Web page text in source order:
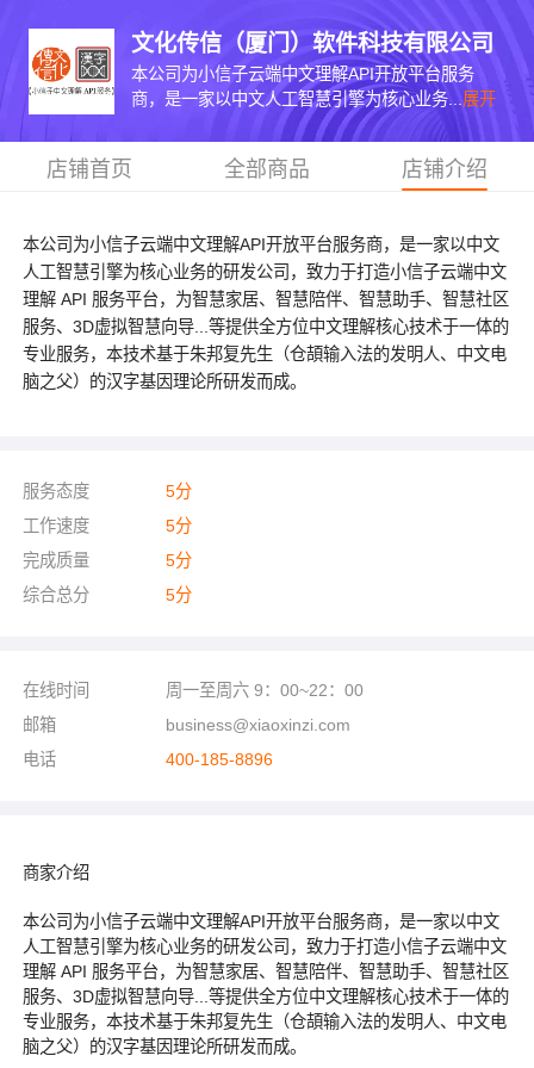
文化传信（厦门）软件科技有限公司
本公司为小信子云端中文理解API开放平台服务
商，是一家以中文人工智慧引擎为核心业务... 展开
店铺首页 全部商品 店铺介绍
本公司为小信子云端中文理解API开放平台服务商，是一家以中文
人工智慧引擎为核心业务的研发公司，致力于打造小信子云端中文
理解 API 服务平台，为智慧家居、智慧陪伴、智慧助手、智慧社区
服务、3D虚拟智慧向导...等提供全方位中文理解核心技术于一体的
专业服务，本技术基于朱邦复先生（仓頡输入法的发明人、中文电
脑之父）的汉字基因理论所研发而成。
服务态度 5分
工作速度
5分
完成质量
5分
综合总分
5分
在线时间
周一至周六 9：00~22：00
邮箱
business@xiaoxinzi.com
电话
400-185-8896
商家介绍
本公司为小信子云端中文理解API开放平台服务商，是一家以中文
人工智慧引擎为核心业务的研发公司，致力于打造小信子云端中文
理解 API 服务平台，为智慧家居、智慧陪伴、智慧助手、智慧社区
服务、3D虚拟智慧向导...等提供全方位中文理解核心技术于一体的
专业服务，本技术基于朱邦复先生（仓頡输入法的发明人、中文电
脑之父）的汉字基因理论所研发而成。